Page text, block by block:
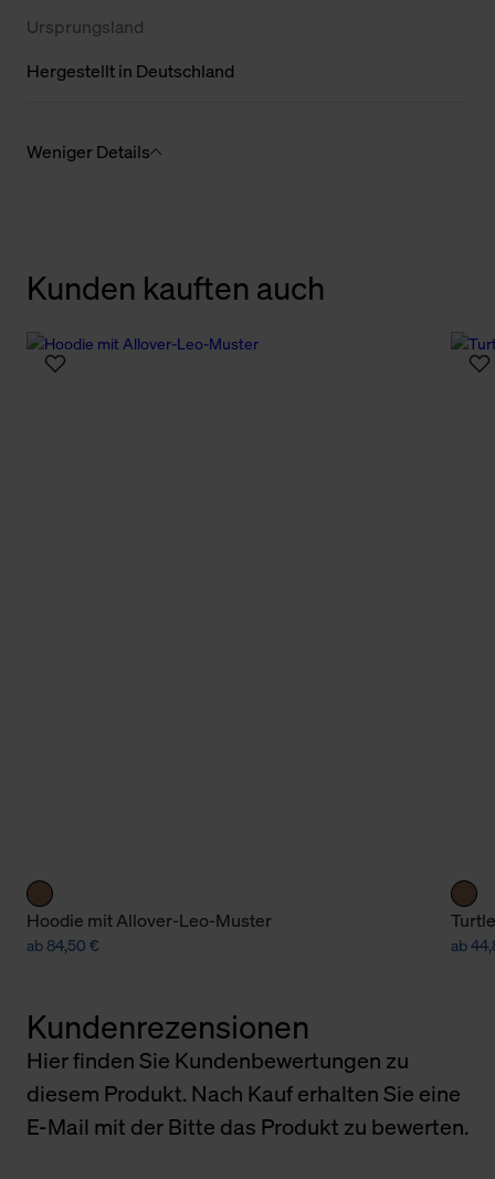
Ursprungsland
Hergestellt in Deutschland
Weniger Details
Kunden kauften auch
Hoodie mit Allover-Leo-Muster
ab 84,50 € ab
Kundenrezensionen
Hier finden Sie Kundenbewertungen zu
diesem Produkt. Nach Kauf erhalten Sie eine
E-Mail mit der Bitte das Produkt zu bewerten.